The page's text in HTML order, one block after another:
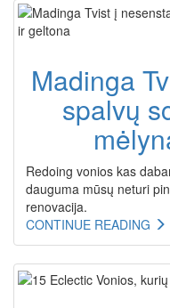
Madinga
spalvų
Redoing vonios kas
dauguma mūsų neturi
renovacija.
CONTINUE READING